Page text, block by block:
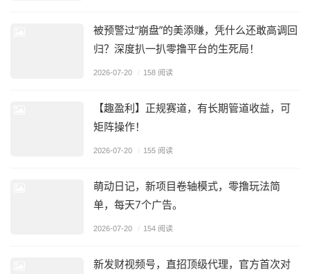
被预警过“崩盘”的美添赚，凭什么还敢高调回
归？深度扒一扒零撸平台的生死局！
2026-07-20 / 158 阅读
【趣盈利】正规赛道，有长期管道收益，可
矩阵操作！
2026-07-20 / 155 阅读
萌动日记，新项目卷轴模式，零撸玩法简
单，每天7个广告。
2026-07-20 / 154 阅读
新发财视频号，直招顶级代理，官方首次对